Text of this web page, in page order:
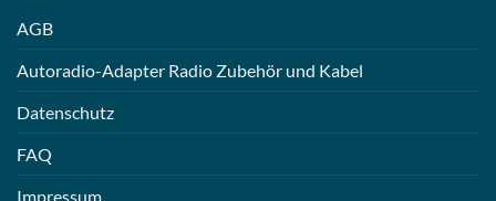
AGB
Autoradio-Adapter Radio Zubehör und Kabel
Datenschutz
FAQ
Impressum